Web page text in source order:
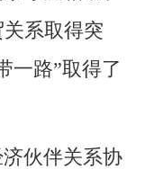
系取得突
一路”取得了
伙伴关系协